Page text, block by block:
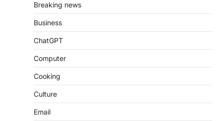
Breaking news
Business
ChatGPT
Computer
Cooking
Culture
Email